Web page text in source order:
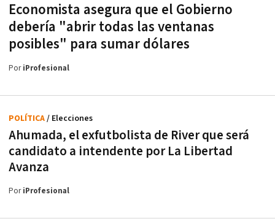
Economista asegura que el Gobierno
debería "abrir todas las ventanas
posibles" para sumar dólares
PoriProfesional
Ahumada, el exfutbolista de River que será
candidato a intendente por La Libertad
Avanza
POLÍTICA/ Elecciones
PoriProfesional